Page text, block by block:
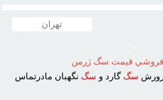
تهران
فروشي قيمت سگ ژرمن
سگ گارد و سگ نگهبان مادرتماس